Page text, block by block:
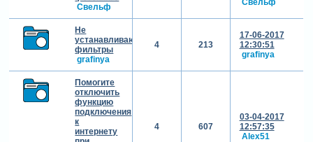
Свельф
Свельф
Не
устанавливаются
фильтры
grafinya
4 213
17-06-2017
12:30:51
grafinya
Помогите
отключить
функцию
подключения
к
интернету
4 607
03-04-2017
12:57:35
Alex51